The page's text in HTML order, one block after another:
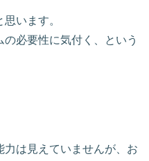
います。
必要性に気付く、という
は見えていませんが、お